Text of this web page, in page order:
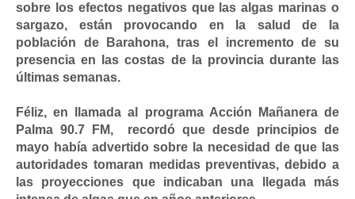
sobre los efectos negativos que las algas marinas o
sargazo, están provocando en la salud de la
población de Barahona, tras el incremento de su
presencia en las costas de la provincia durante las
últimas semanas.
Féliz, en llamada al programa Acción Mañanera de
Palma 90.7 FM, recordó que desde principios de
mayo había advertido sobre la necesidad de que las
autoridades tomaran medidas preventivas, debido a
las proyecciones que indicaban una llegada más